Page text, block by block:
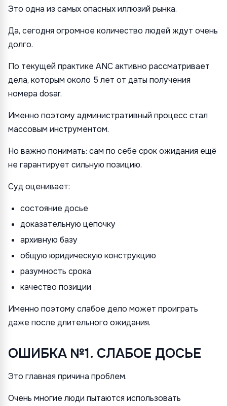
Это одна из самых опасных иллюзий рынка.
Да, сегодня огромное количество людей ждут очень
долго.
По текущей практике ANC активно рассматривает
дела, которым около 5 лет от даты получения
номера dosar.
Именно поэтому административный процесс стал
массовым инструментом.
Но важно понимать: сам по себе срок ожидания ещё
не гарантирует сильную позицию.
Суд оценивает:
состояние досье
доказательную цепочку
архивную базу
общую юридическую конструкцию
разумность срока
качество позиции
Именно поэтому слабое дело может проиграть
даже после длительного ожидания.
ОШИБКА №1. СЛАБОЕ ДОСЬЕ
Это главная причина проблем.
Очень многие люди пытаются использовать